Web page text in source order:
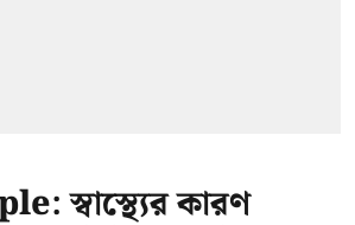
স্বাস্থ্যের কারণ